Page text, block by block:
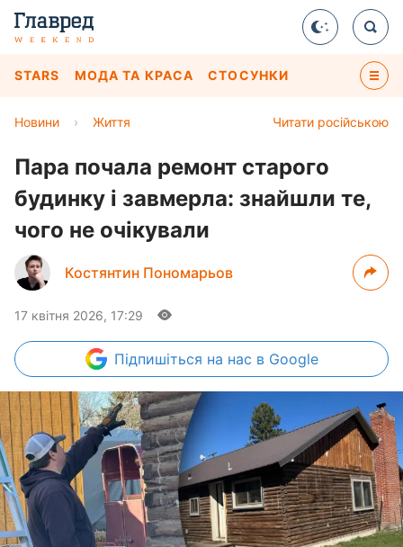
STARS МОДА ТА КРАСА СТОСУНКИ
Читати російською
Новини › Життя
Пара почала ремонт старого
будинку і завмерла: знайшли те,
чого не очікували
Костянтин Пономарьов
17 квітня 2026, 17:29
Підпишіться на нас в Google